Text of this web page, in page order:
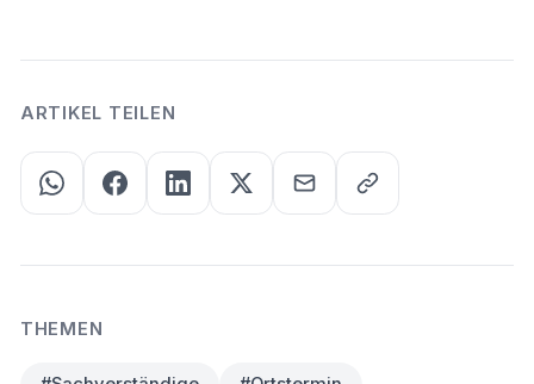
ARTIKEL TEILEN
THEMEN